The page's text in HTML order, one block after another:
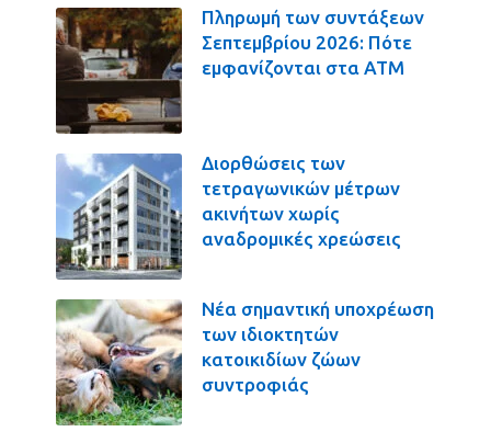
Πληρωμή των συντάξεων
Σεπτεμβρίου 2026: Πότε
εμφανίζονται στα ΑΤΜ
Διορθώσεις των
τετραγωνικών μέτρων
ακινήτων χωρίς
αναδρομικές χρεώσεις
Νέα σημαντική υποχρέωση
των ιδιοκτητών
κατοικιδίων ζώων
συντροφιάς